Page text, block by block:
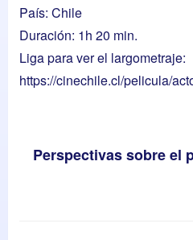
País: Chile
Duración: 1h 20 min.
Liga para ver el largometraje:
https://cinechile.cl/pelicula/
Perspectivas sobre el